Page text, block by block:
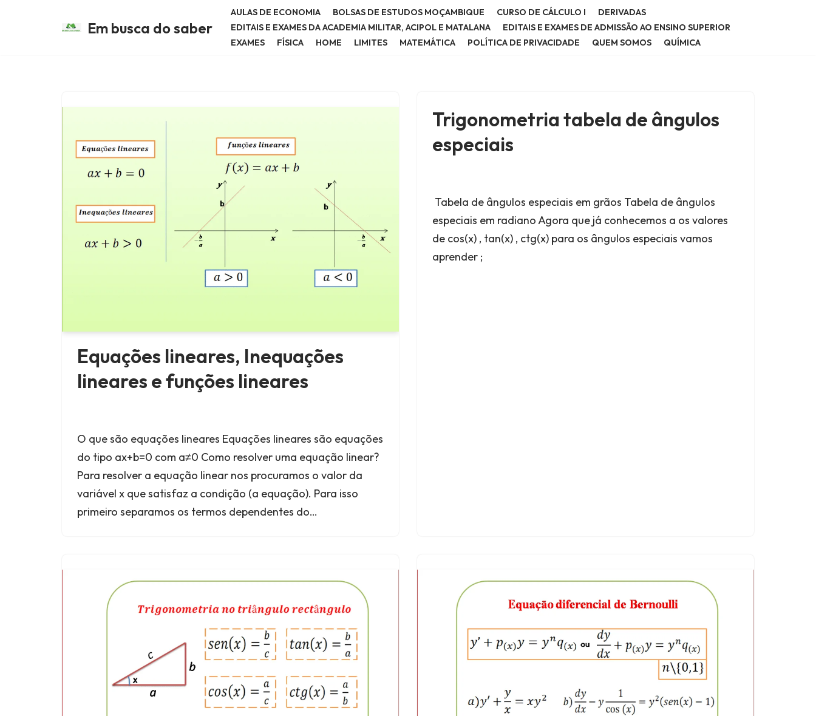
Em busca do saber
AULAS DE ECONOMIA BOLSAS DE ESTUDOS MOÇAMBIQUE CURSO DE CÁLCULO I
DERIVADAS
EDITAIS E EXAMES DA ACADEMIA MILITAR, ACIPOL E MATALANA
EDITAIS E EXAMES DE ADMISSÃO AO ENSINO SUPERIOR
EXAMES
FÍSICA HOME LIMITES MATEMÁTICA POLÍTICA DE PRIVACIDADE QUEM SOMOS QUÍMICA
Equações lineares, Inequações
lineares e funções lineares
O que são equações lineares Equações lineares são equações
do tipo ax+b=0 com a≠0 Como resolver uma equação linear?
Para resolver a equação linear nos procuramos o valor da
variável x que satisfaz a condição (a equação). Para isso
primeiro separamos os termos dependentes do…
Trigonometria tabela de ângulos
especiais
Tabela de ângulos especiais em grãos Tabela de ângulos
especiais em radiano Agora que já conhecemos a os valores
de cos(x) , tan(x) , ctg(x) para os ângulos especiais vamos
aprender ;